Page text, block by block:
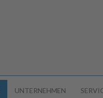
UNTERNEHMEN